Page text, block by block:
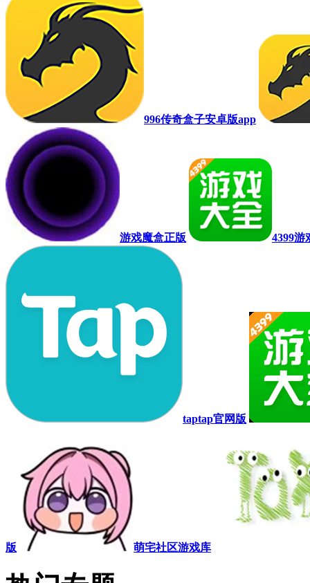
996传奇盒子安卓版app
游戏魔盒正版 4399游
taptap官网版
版 萌宅社区游戏库